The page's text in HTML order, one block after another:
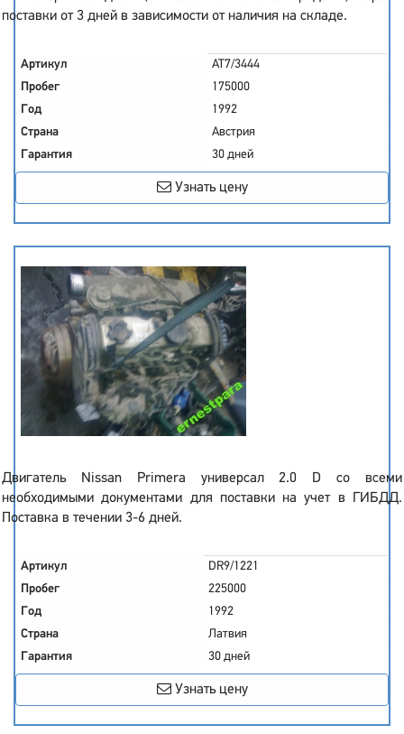
поставки от 3 дней в зависимости от наличия на складе.
Артикул
AT7/3444
Пробег
175000
Год
1992
Страна
Австрия
Гарантия
30 дней
Узнать цену
Двигатель Nissan Primera универсал 2.0 D со всеми
необходимыми документами для поставки на учет в ГИБДД.
Поставка в течении 3-6 дней.
Артикул
DR9/1221
Пробег
225000
Год
1992
Страна
Латвия
Гарантия
30 дней
Узнать цену